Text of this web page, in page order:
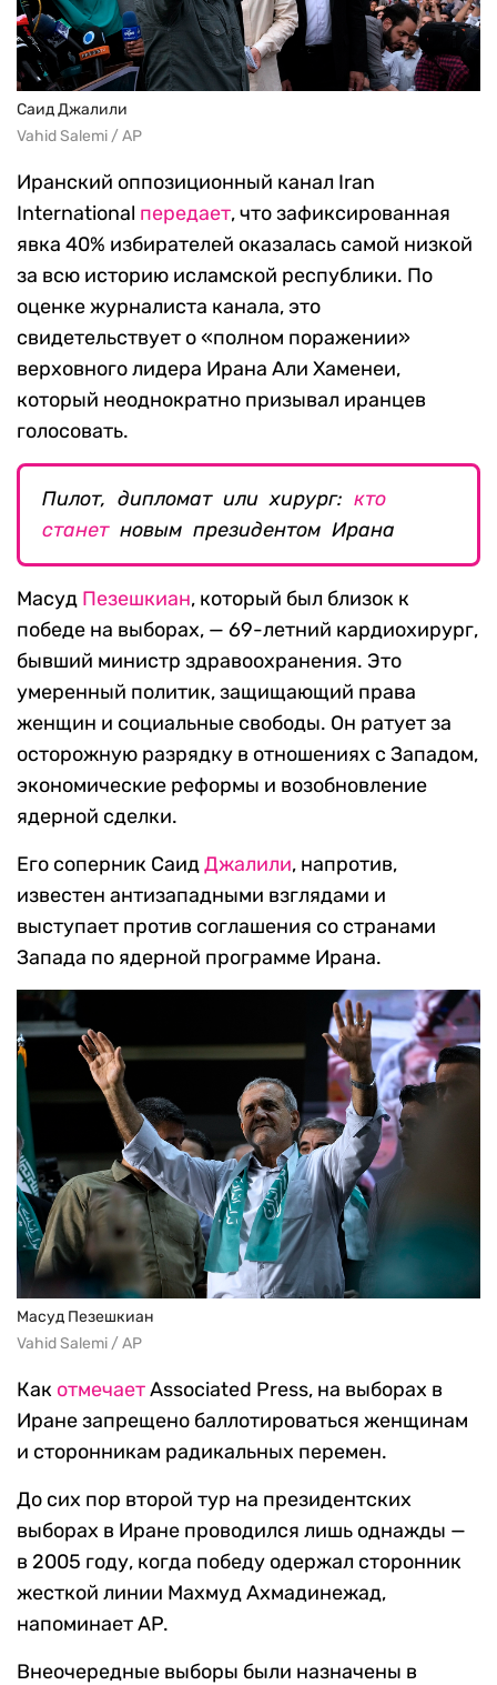
Саид Джалили
Vahid Salemi / AP
Иранский оппозиционный канал Iran
International передает, что зафиксированная
явка 40% избирателей оказалась самой низкой
за всю историю исламской республики. По
оценке журналиста канала, это
свидетельствует о «полном поражении»
верховного лидера Ирана Али Хаменеи,
который неоднократно призывал иранцев
голосовать.
Пилот, дипломат или хирург: кто
станетновым президентом Ирана
Масуд Пезешкиан, который был близок к
победе на выборах, — 69-летний кардиохирург,
бывший министр здравоохранения. Это
умеренный политик, защищающий права
женщин и социальные свободы. Он ратует за
осторожную разрядку в отношениях с Западом,
экономические реформы и возобновление
ядерной сделки.
Его соперник СаидДжалили, напротив,
известен антизападными взглядами и
выступает против соглашения со странами
Запада по ядерной программе Ирана.
Масуд Пезешкиан
Vahid Salemi / AP
Как отмечаетAssociated Press, на выборах в
Иране запрещено баллотироваться женщинам
и сторонникам радикальных перемен.
До сих пор второй тур на президентских
выборах в Иране проводился лишь однажды —
в 2005 году, когда победу одержал сторонник
жесткой линии Махмуд Ахмадинежад,
напоминает AP.
Внеочередные выборы были назначены в